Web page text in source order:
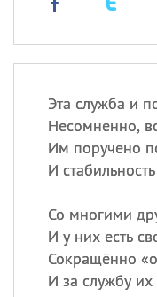
Эта служба и
Несомненно,
Им поручено
И
Со многими
И у них есть
Сокращённо
И за службу